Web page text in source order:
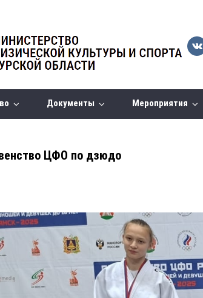
Документы Мероприятия
ЦФО по дзюдо